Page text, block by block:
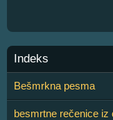
Indeks
Bešmrkna pesma
besmrtne rečenice iz